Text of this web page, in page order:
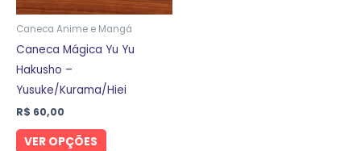
Caneca Anime e Mangá
Caneca Mágica Yu Yu
Hakusho –
Yusuke/Kurama/Hiei
R$ 60,00
VER OPÇÕES
podem
ser
escolhidas
página
produto